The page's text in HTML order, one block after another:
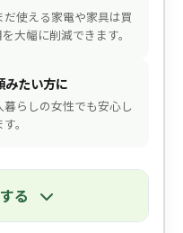
使える家電や家具は買
大幅に削減できます。
みたい方に
らしの女性でも安心し
。
る